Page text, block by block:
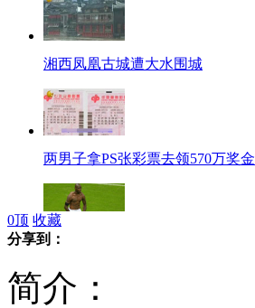
湘西凤凰古城遭大水围城
两男子拿PS张彩票去领570万奖金
0顶 收藏
分享到：
简介：